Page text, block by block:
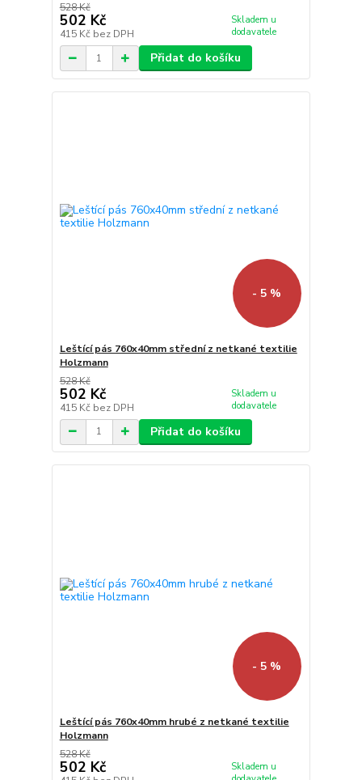
528 Kč
502 Kč
415 Kč bez DPH
Skladem u
dodavatele
Přidat do košíku
- 5 %
Leštící pás 760x40mm střední z netkané textilie
Holzmann
528 Kč
502 Kč
415 Kč bez DPH
Skladem u
dodavatele
Přidat do košíku
- 5 %
Leštící pás 760x40mm hrubé z netkané textilie
Holzmann
528 Kč
502 Kč
Skladem u